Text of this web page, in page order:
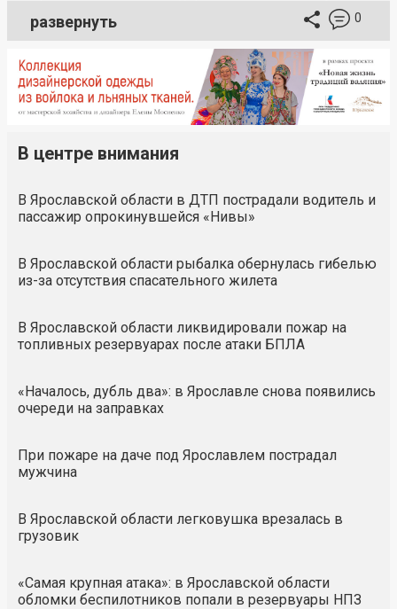
развернуть 0
В центре внимания
В Ярославской области в ДТП пострадали водитель и
пассажир опрокинувшейся «Нивы»
В Ярославской области рыбалка обернулась гибелью
из-за отсутствия спасательного жилета
В Ярославской области ликвидировали пожар на
топливных резервуарах после атаки БПЛА
«Началось, дубль два»: в Ярославле снова появились
очереди на заправках
При пожаре на даче под Ярославлем пострадал
мужчина
В Ярославской области легковушка врезалась в
грузовик
«Самая крупная атака»: в Ярославской области
обломки беспилотников попали в резервуары НПЗ